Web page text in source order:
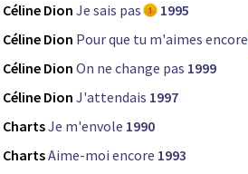
Céline Dion Je sais pas
1995
Céline Dion Pour que tu m'aimes encore
Céline Dion On ne change pas 1999
Céline Dion J'attendais 1997
ChartsJe m'envole 1990
ChartsAime-moi encore 1993